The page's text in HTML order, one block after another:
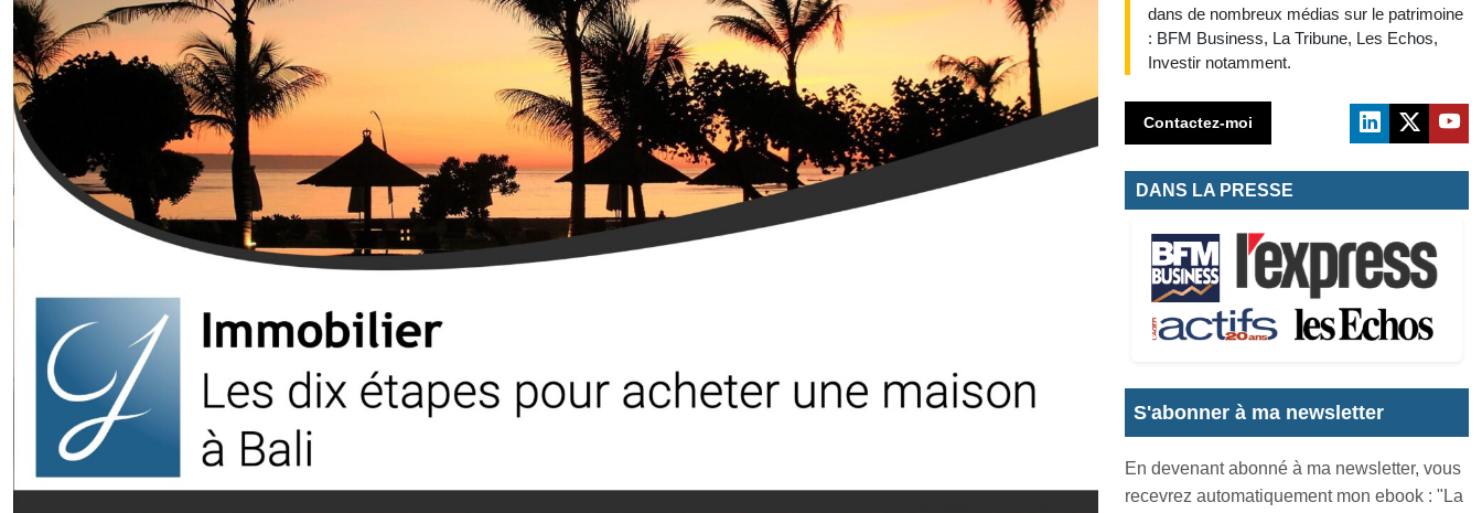
dans de nombreux médias sur le patrimoine
: BFM Business, La Tribune, Les Echos,
Investir notamment.
Contactez-moi
DANS LA PRESSE
S'abonner à ma newsletter
En devenant abonné à ma newsletter, vous
recevrez automatiquement mon ebook : "La